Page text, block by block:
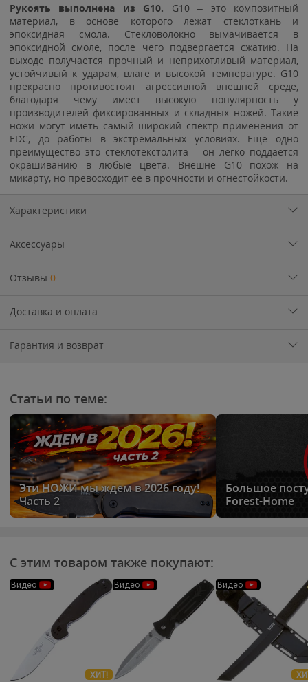
Рукоять выполнена из G10. G10 – это композитный
материал, в основе которого лежат стеклоткань и
эпоксидная смола. Стекловолокно вымачивается в
эпоксидной смоле, после чего подвергается сжатию. На
выходе получается прочный и неприхотливый материал,
устойчивый к ударам, влаге и высокой температуре. G10
прекрасно противостоит агрессивной внешней среде,
благодаря чему имеет высокую популярность у
производителей фиксированных и складных ножей. Такие
ножи могут иметь самый широкий спектр применения от
EDC, до работы в экстремальных условиях. Ещё одно
преимущество это стеклотекстолита – он легко поддаётся
окрашиванию в любые цвета. Внешне G10 похож на
микарту, но превосходит её в прочности и огнестойкости.
Характеристики
Аксессуары
Отзывы 0
Доставка и оплата
Гарантия и возврат
Статьи по теме:
Эти НОЖИ мы ждем в 2026 году!
Часть 2
Большое
Forest-Home
С этим товаром также покупают:
Видео
ХИТ!
Видео Видео